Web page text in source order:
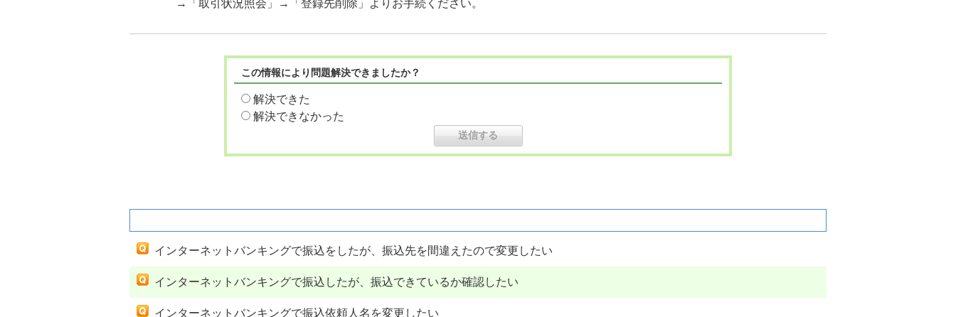
→「取引状況照会」→「登録先削除」よりお手続ください。
この情報により問題解決できましたか？
解決できた
解決できなかった
インターネットバンキングで振込をしたが、振込先を間違えたので変更したい
インターネットバンキングで振込したが、振込できているか確認したい
インターネットバンキングで振込依頼人名を変更したい